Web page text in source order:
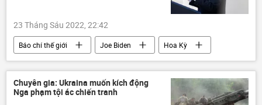
23 Tháng Sáu 2022, 22:42
Báo chí thế giới Joe Biden
Hoa Kỳ
Chính trị
Chuyên gia: Ukraina muốn kích động
Nga phạm tội ác chiến tranh